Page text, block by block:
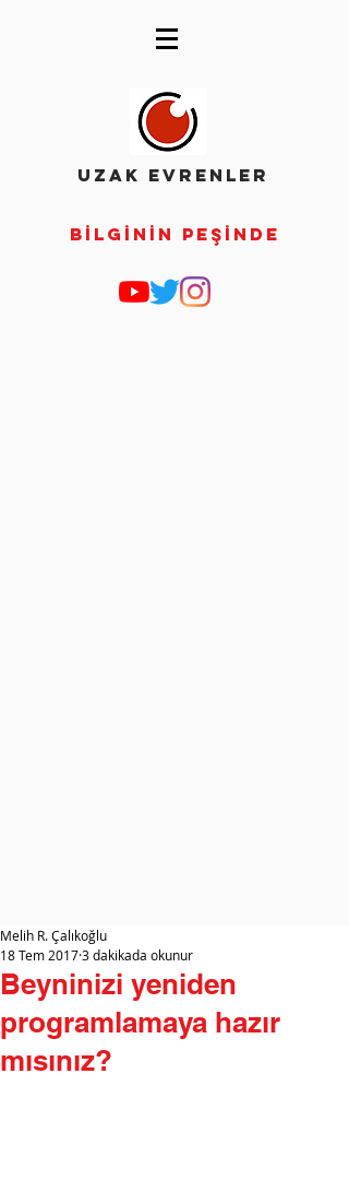
UZAK EVRENLER
Bİlgİnİn Peşİnde
Beyninizi yeniden
programlamaya hazır
mısınız?
Melih R. Çalıkoğlu
18 Tem 20173 dakikada okunur